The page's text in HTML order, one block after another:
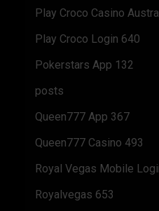
Play Croco Casino
Play Croco Login 640
Pokerstars App 132
posts
Queen777 App 367
Queen777 Casino 493
Royal Vegas Mobile
Royalvegas 653